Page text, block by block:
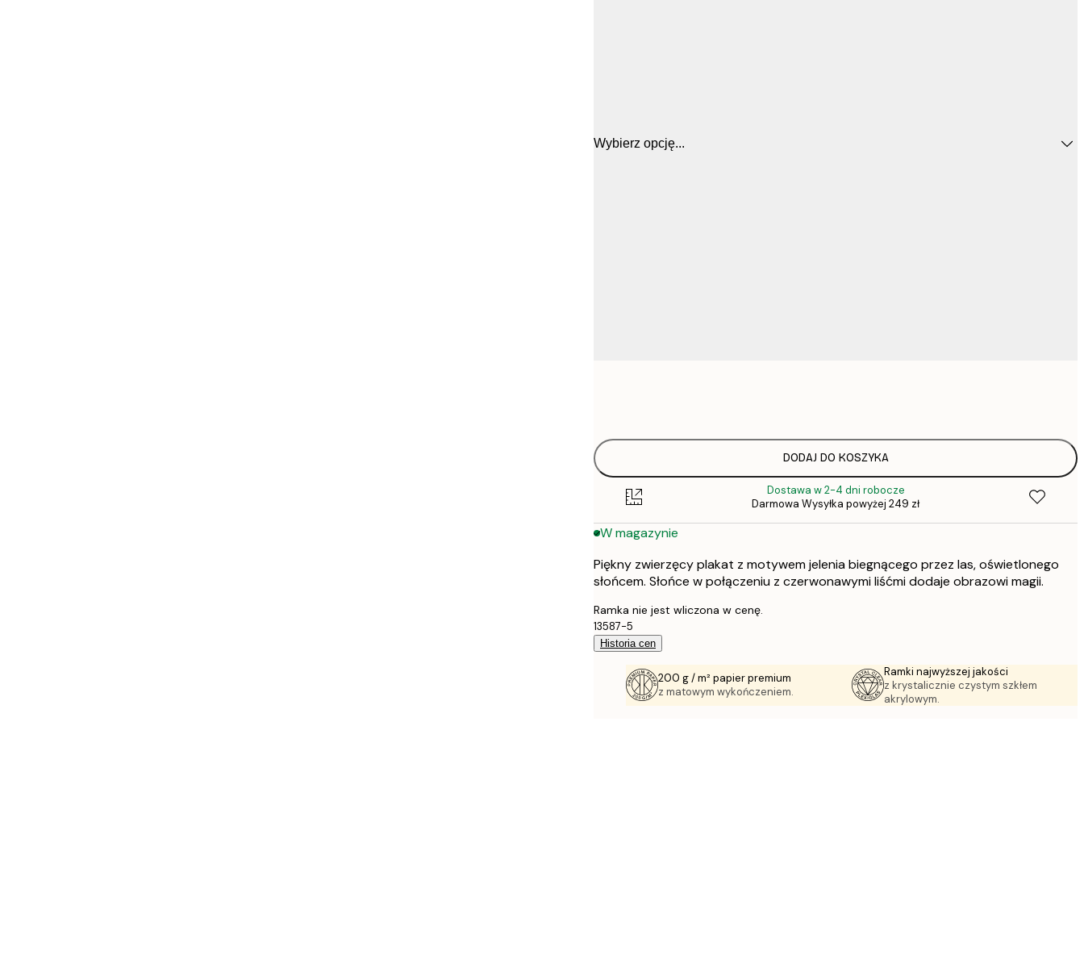
Wybierz opcję...
DODAJ DO KOSZYKA
Dostawa w 2-4 dni robocze
Darmowa Wysyłka powyżej 249 zł
W magazynie
Piękny zwierzęcy plakat z motywem jelenia biegnącego przez las, oświetlonego
słońcem. Słońce w połączeniu z czerwonawymi liśćmi dodaje obrazowi magii.
Ramka nie jest wliczona w cenę.
13587-5
Historia cen
200 g / m² papier premium
z matowym wykończeniem.
Ramki najwyższej jakości
z krystalicznie czystym szkłem
akrylowym.